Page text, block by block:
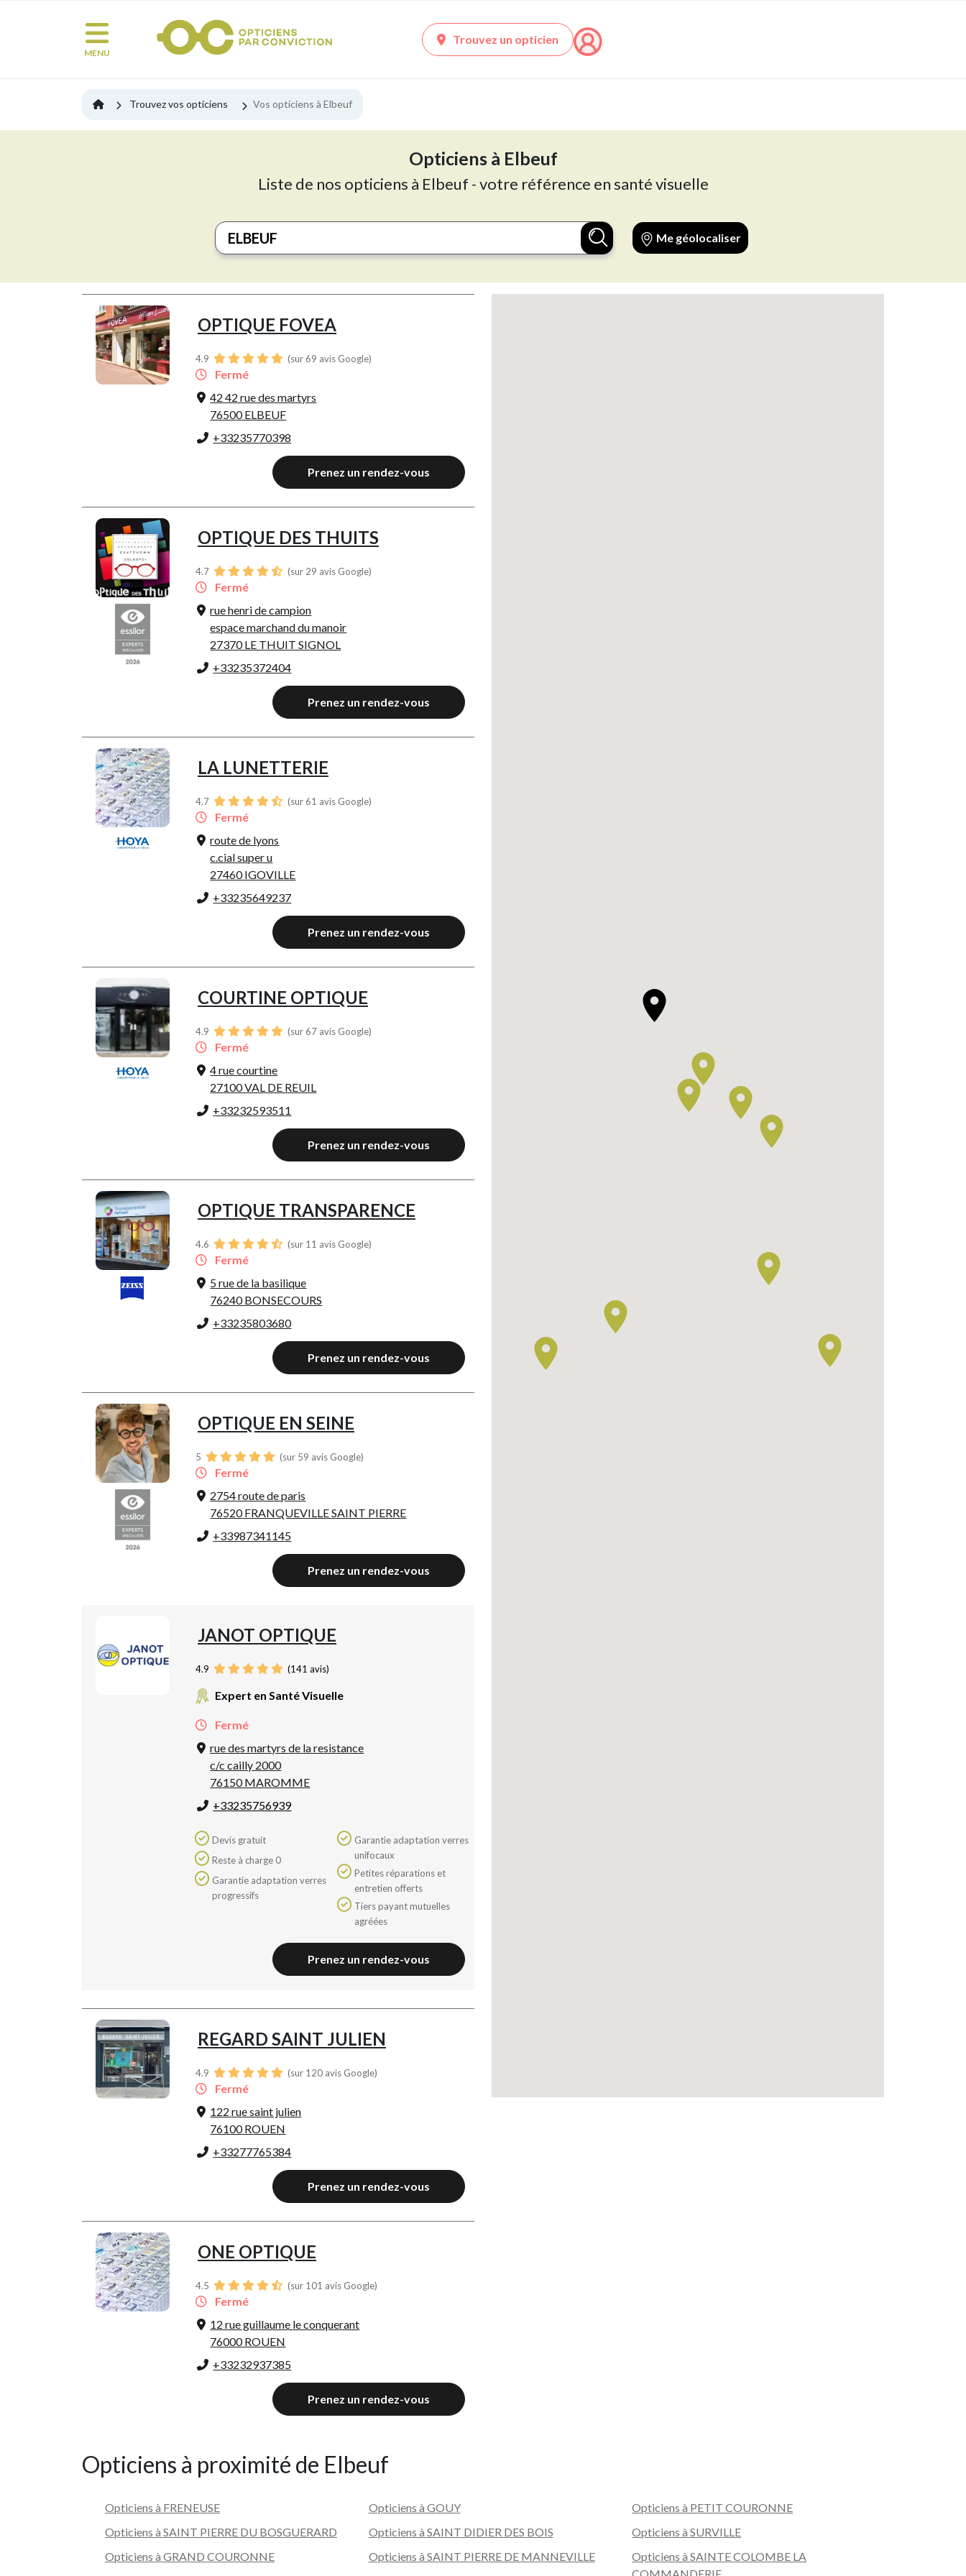
MENU
Trouvez un opticien
Trouvez vos opticiens Vos opticiens à Elbeuf
Opticiens à Elbeuf
Liste de nos opticiens à Elbeuf - votre référence en santé visuelle
Me géolocaliser
OPTIQUE FOVEA
4.9 (sur 69 avis Google)
Fermé
42 42 rue des martyrs
76500 ELBEUF
+33235770398
Prenez un rendez-vous
OPTIQUE DES THUITS
4.7 (sur 29 avis Google)
Fermé
rue henri de campion
espace marchand du manoir
27370 LE THUIT SIGNOL
+33235372404
Prenez un rendez-vous
LA LUNETTERIE
4.7 (sur 61 avis Google)
Fermé
route de lyons
c.cial super u
27460 IGOVILLE
+33235649237
Prenez un rendez-vous
COURTINE OPTIQUE
4.9 (sur 67 avis Google)
Fermé
4 rue courtine
27100 VAL DE REUIL
+33232593511
Prenez un rendez-vous
OPTIQUE TRANSPARENCE
4.6 (sur 11 avis Google)
Fermé
5 rue de la basilique
76240 BONSECOURS
+33235803680
Prenez un rendez-vous
OPTIQUE EN SEINE
5 (sur 59 avis Google)
Fermé
2754 route de paris
76520 FRANQUEVILLE SAINT PIERRE
+33987341145
Prenez un rendez-vous
JANOT OPTIQUE
4.9 (141 avis)
Expert en Santé Visuelle
Fermé
rue des martyrs de la resistance
c/c cailly 2000
76150 MAROMME
+33235756939
Devis gratuit
Reste à charge 0
progressifs
unifocaux
entretien offerts
agréées
Prenez un rendez-vous
REGARD SAINT JULIEN
4.9 (sur 120 avis Google)
Fermé
122 rue saint julien
76100 ROUEN
+33277765384
Prenez un rendez-vous
ONE OPTIQUE
4.5 (sur 101 avis Google)
Fermé
12 rue guillaume le conquerant
76000 ROUEN
+33232937385
Prenez un rendez-vous
Opticiens à proximité de Elbeuf
Opticiens à FRENEUSE
Opticiens à SAINT PIERRE DU BOSGUERARD
Opticiens à GRAND COURONNE
Opticiens à GOUY
Opticiens à SAINT DIDIER DES BOIS
Opticiens à SAINT PIERRE DE MANNEVILLE
Opticiens à PETIT COURONNE
Opticiens à SURVILLE
Opticiens à SAINTE COLOMBE LA